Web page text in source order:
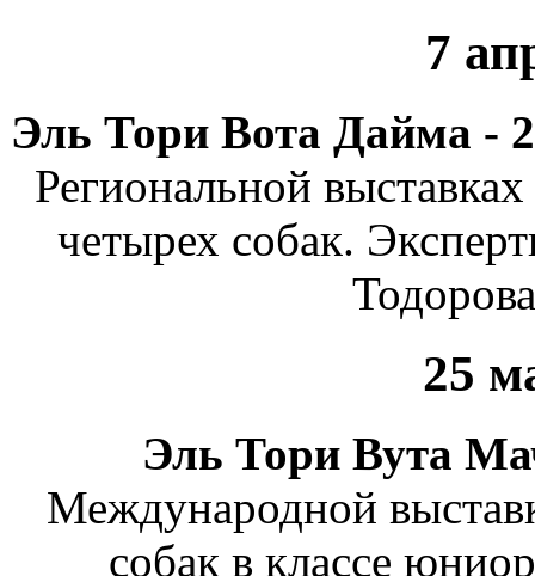
7
Эль Тори Вота Дайма -
Региональной
четырех собак.
25
Эль Тори Вута
Международной
собак в классе